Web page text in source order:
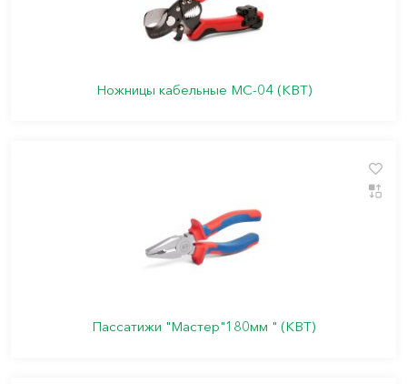
Ножницы кабельные МС-04 (КВТ)
Пассатижи "Мастер"180мм " (КВТ)